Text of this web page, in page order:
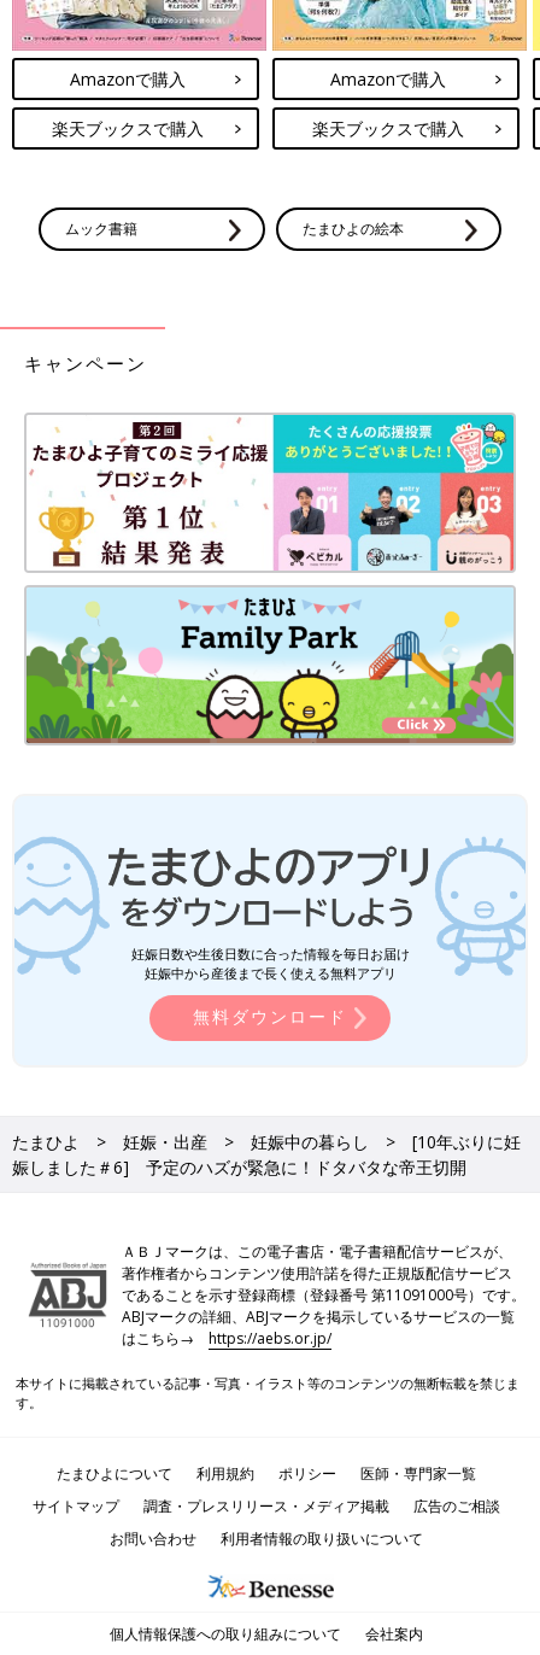
Amazonで購入
楽天ブックスで購入
Amazonで購入
楽天ブックスで購入
ムック書籍 たまひよの絵本
キャンペーン
妊娠日数や生後日数に合った情報を毎日お届け
妊娠中から産後まで長く使える無料アプリ
無料ダウンロード
たまひよ 妊娠・出産 妊娠中の暮らし
[10年ぶりに妊
娠しました＃6] 予定のハズが緊急に！ドタバタな帝王切開
ＡＢＪマークは、この電子書店・電子書籍配信サービスが、
著作権者からコンテンツ使用許諾を得た正規版配信サービス
であることを示す登録商標（登録番号 第11091000号）です。
ABJマークの詳細、ABJマークを掲示しているサービスの一覧
はこちら→https://aebs.or.jp/
本サイトに掲載されている記事・写真・イラスト等のコンテンツの無断転載を禁じま
す。
たまひよについて 利用規約 ポリシー
医師・専門家一覧
サイトマップ
調査・プレスリリース・メディア掲載
広告のご相談
お問い合わせ
利用者情報の取り扱いについて
個人情報保護への取り組みについて 会社案内